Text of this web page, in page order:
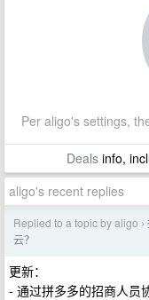
Per aligo's settings,
Dealsinfo,
aligo's recent replies
Replied to a topic by aligo ›
云？
更新：
- 通过拼多多的招商人员